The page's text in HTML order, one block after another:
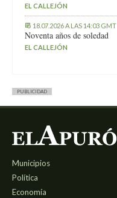
EL CALLEJÓN
18.07.2026 A LAS 14:03 GMT
Noventa años de soledad
EL CALLEJÓN
PUBLICIDAD
Municipios
Política
Economía